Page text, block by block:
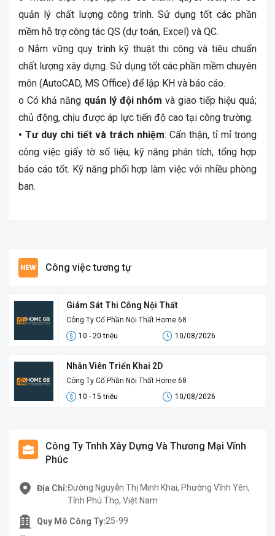
quản lý chất lượng công trình. Sử dụng tốt các phần
mềm hỗ trợ công tác QS (dự toán, Excel) và QC.
o Nắm vững quy trình kỹ thuật thi công và tiêu chuẩn
chất lượng xây dựng. Sử dụng tốt các phần mềm chuyên
môn (AutoCAD, MS Office) để lập KH và báo cáo.
o Có khả năng quản lý đội nhóm và giao tiếp hiệu quả;
chủ động, chịu được áp lực tiến độ cao tại công trường.
• Tư duy chi tiết và trách nhiệm: Cẩn thận, tỉ mỉ trong
công việc giấy tờ số liệu; kỹ năng phân tích, tổng hợp
báo cáo tốt. Kỹ năng phối hợp làm việc với nhiều phòng
ban.
Công việc tương tự
Giám Sát Thi Công Nội Thất
Công Ty Cổ Phần Nội Thất Home 68
10 - 20 triệu
10/08/2026
Nhân Viên Triển Khai 2D
Công Ty Cổ Phần Nội Thất Home 68
10 - 15 triệu
10/08/2026
Công Ty Tnhh Xây Dựng Và Thương Mại Vĩnh
Phúc
Địa Chỉ:Đường Nguyễn Thị Minh Khai, Phường Vĩnh Yên,
Tỉnh Phú Thọ, Việt Nam
Quy Mô Công Ty:25-99